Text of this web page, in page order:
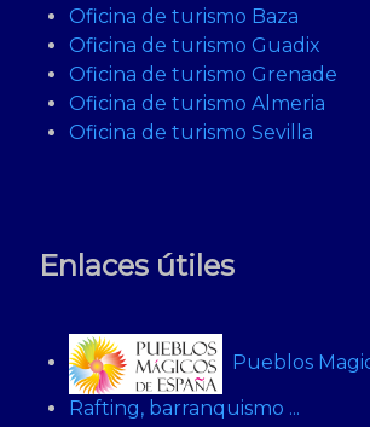
Oficina de turismo Baza
Oficina de turismo Guadix
Oficina de turismo Grenade
Oficina de turismo Almeria
Oficina de turismo Sevilla
Enlaces útiles
Pueblos
Rafting, barranquismo ...